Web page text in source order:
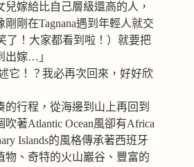
嫁給比自己層級還高的人，
剛在Tagnana遇到年輕人就交
了！大家都看到啦！）就要把
出嫁…」
它！？我必再次回來，好好欣
的行程，從海邊到山上再回到
著Atlantic Ocean風卻有Africa
Islands的風格傳承著西班牙
物、奇特的火山巖谷、豐富的